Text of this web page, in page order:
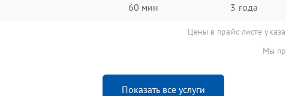
60 мин 3 года
Цены в прайс-листе
Мы
Показать все услуги